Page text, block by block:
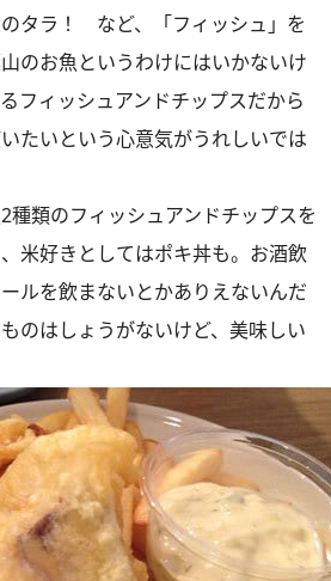
タラ！ など、「フィッシュ」を
のお魚というわけにはいかないけ
フィッシュアンドチップスだから
たいという心意気がうれしいでは
類のフィッシュアンドチップスを
米好きとしてはポキ丼も。お酒飲
ルを飲まないとかありえないんだ
のはしょうがないけど、美味しい